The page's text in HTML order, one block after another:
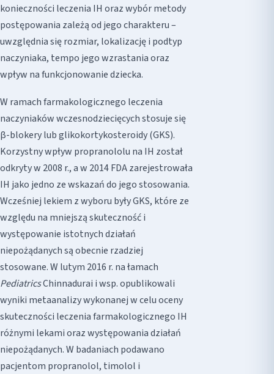
konieczności leczenia IH oraz wybór metody
postępowania zależą od jego charakteru –
uwzględnia się rozmiar, lokalizację i podtyp
naczyniaka, tempo jego wzrastania oraz
wpływ na funkcjonowanie dziecka.
W ramach farmakologicznego leczenia
naczyniaków wczesnodziecięcych stosuje się
β-blokery lub glikokortykosteroidy (GKS).
Korzystny wpływ propranololu na IH został
odkryty w 2008 r., a w 2014 FDA zarejestrowała
IH jako jedno ze wskazań do jego stosowania.
Wcześniej lekiem z wyboru były GKS, które ze
względu na mniejszą skuteczność i
występowanie istotnych działań
niepożądanych są obecnie rzadziej
stosowane. W lutym 2016 r. na łamach
PediatricsChinnadurai i wsp. opublikowali
wyniki metaanalizy wykonanej w celu oceny
skuteczności leczenia farmakologicznego IH
różnymi lekami oraz występowania działań
niepożądanych. W badaniach podawano
pacjentom propranolol, timolol i